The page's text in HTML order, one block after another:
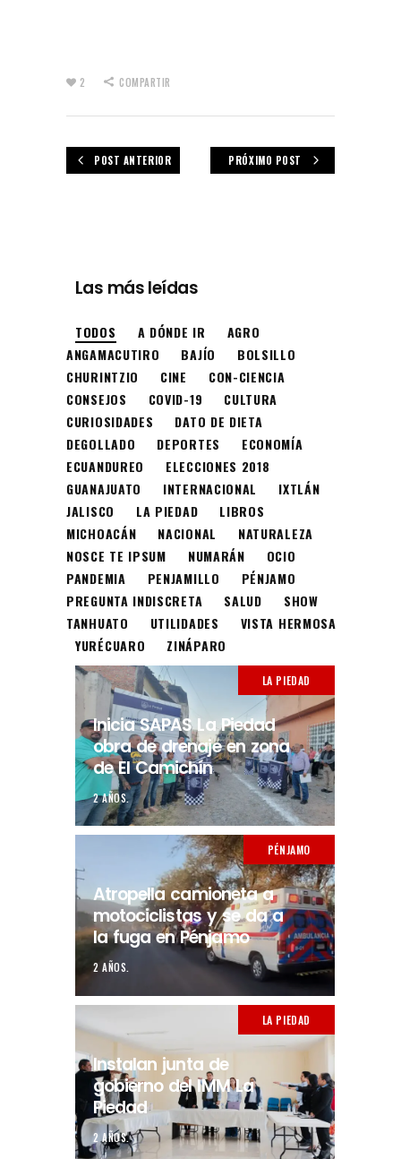
2 COMPARTIR
POST ANTERIOR PRÓXIMO POST
Las más leídas
TODOS A DÓNDE IR
AGRO
ANGAMACUTIRO
BAJÍO
BOLSILLO
CHURINTZIO
CINE
CON-CIENCIA
CONSEJOS
COVID-19
CULTURA
CURIOSIDADES
DATO DE DIETA
DEGOLLADO
DEPORTES
ECONOMÍA
ECUANDUREO
ELECCIONES 2018
GUANAJUATO
INTERNACIONAL
IXTLÁN
JALISCO
LA PIEDAD
LIBROS
MICHOACÁN
NACIONAL
NATURALEZA
NOSCE TE IPSUM
NUMARÁN
OCIO
PANDEMIA
PENJAMILLO
PÉNJAMO
PREGUNTA INDISCRETA
SALUD
SHOW
TANHUATO
UTILIDADES
VISTA HERMOSA
YURÉCUARO
ZINÁPARO
LA PIEDAD
Inicia SAPAS La Piedad
obra de drenaje en zona
de El Camichín
2 AÑOS.
PÉNJAMO
Atropella camioneta a
motociclistas y se da a
la fuga en Pénjamo
2 AÑOS.
LA PIEDAD
Instalan junta de
gobierno del IMM La
Piedad
2 AÑOS.